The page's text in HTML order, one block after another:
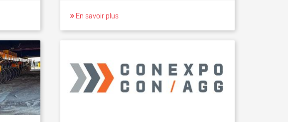
En savoir plus